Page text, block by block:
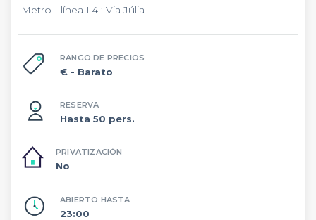
Metro - línea L4 : Via Júlia
RANGO DE PRECIOS
€ - Barato
RESERVA
Hasta 50 pers.
PRIVATIZACIÓN
No
ABIERTO HASTA
23:00